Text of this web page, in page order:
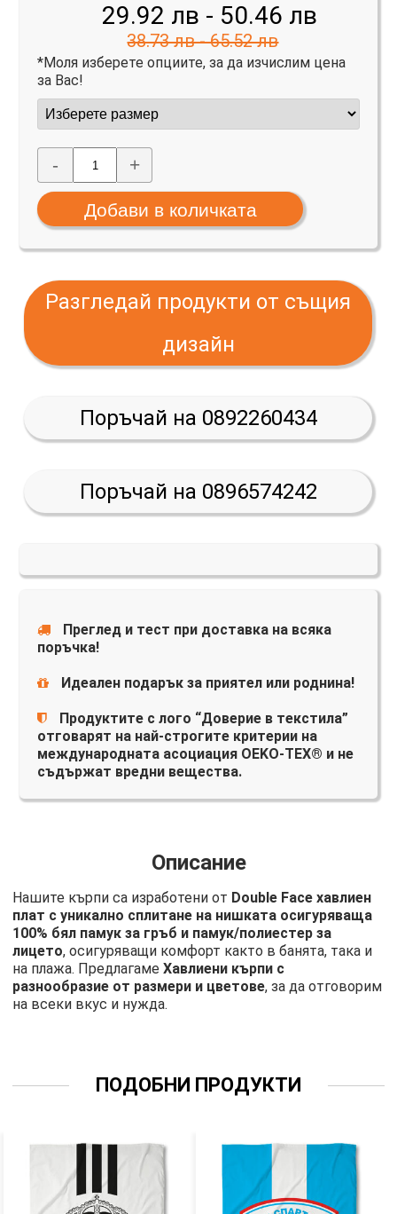
29.92 лв - 50.46 лв
38.73 лв - 65.52 лв
*Моля изберете опциите, за да изчислим цена
за Вас!
- +
Разгледай продукти от същия
дизайн
Поръчай на 0892260434
Поръчай на 0896574242
Преглед и тест при доставка на всяка
поръчка!
Идеален подарък за приятел или роднина!
Продуктите с лого “Доверие в текстила”
отговарят на най-строгите критерии на
международната асоциация OEKO-TEX® и не
съдържат вредни вещества.
Описание
Нашите кърпи са изработени от Double Face хавлиен
плат с уникално сплитане на нишката осигуряваща
100% бял памук за гръб и памук/полиестер за
лицето, осигуряващи комфорт както в банята, така и
на плажа. ПредлагамеХавлиени кърпи с
разнообразие от размери и цветове, за да отговорим
на всеки вкус и нужда.
ПОДОБНИ ПРОДУКТИ